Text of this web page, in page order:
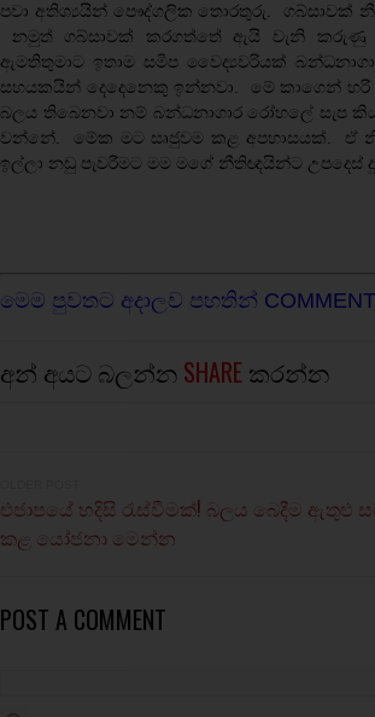
පවා අතිශ්‍යයින් පෞද්ගලික තොරතුරු. ගබ්සාවක්
නමුත් ගබ්සාවක් කරගත්තේ ඇයි වැනි කරුණු
ඇමතිතුමාට ඉතාම සමීප වෛද්‍යවරියක්
සහයකයින් දෙදෙනෙකු ඉන්නවා. මේ කාගෙන් හරි
බලය තිබෙනවා නම් බන්ධනාගාර රෝහලේ
වන්නේ. මේක මට සෘජුවම කළ අපහාසයක්. ඒ
ඉල්ලා නඩු පැවරීමට මම මගේ නීතිඥයින්ට උපදෙස්
මෙම පුවතට අදාලව පහතින්
අන් අයට බලන්න SHARE කරන්න
එජාපයේ හදිසි රැස්වීමක්! බලය බෙදීම ඇතුළු
කළ යෝජනා මෙන්න
POST A COMMENT